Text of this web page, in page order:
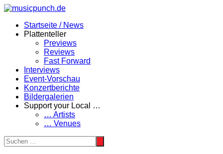
Zum
springenStartseite / News
Plattenteller
Previews
Reviews
Fast Forward
Interviews
Event-Vorschau
Konzertberichte
Bildergalerien
Support your Local …
… Artists
… Venues